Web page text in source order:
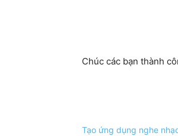
Chúc các bạn thành
Tạo ứng dụng nghe